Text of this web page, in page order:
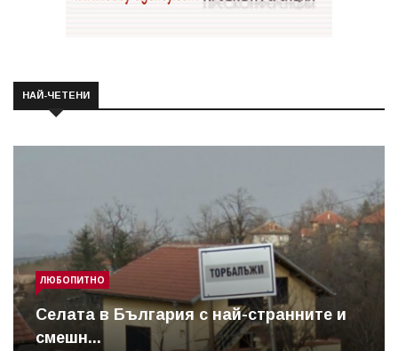
НАЙ-ЧЕТЕНИ
ЛЮБОПИТНО
Cелата в България с най-странните и
смешн...